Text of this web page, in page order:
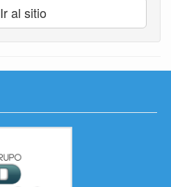
Ir al sitio